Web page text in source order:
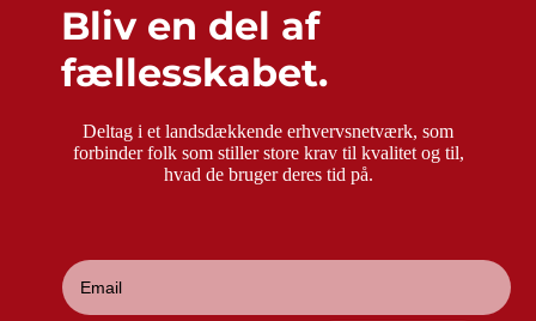
Bliv en del af
fællesskabet.
Deltag i et landsdækkende erhvervsnetværk, som
forbinder folk som stiller store krav til kvalitet og til,
hvad de bruger deres tid på.